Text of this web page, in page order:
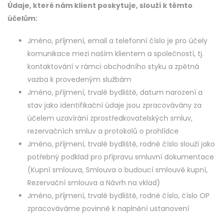
Údaje, které nám klient poskytuje, slouží k těmto
účelům:
Jméno, příjmení, email a telefonní číslo je pro účely
komunikace mezi naším klientem a společností, tj.
kontaktování v rámci obchodního styku a zpětná
vazba k provedeným službám
Jméno, příjmení, trvalé bydliště, datum narození a
stav jako identifikační údaje jsou zpracovávány za
účelem uzavírání zprostředkovatelských smluv,
rezervačních smluv a protokolů o prohlídce
Jméno, příjmení, trvalé bydliště, rodné číslo slouží jako
potřebný podklad pro přípravu smluvní dokumentace
(Kupní smlouva, Smlouva o budoucí smlouvě kupní,
Rezervační smlouva a Návrh na vklad)
Jméno, příjmení, trvalé bydliště, rodné číslo, číslo OP
zpracováváme povinně k naplnění ustanovení